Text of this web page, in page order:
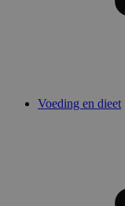
Voeding en dieet